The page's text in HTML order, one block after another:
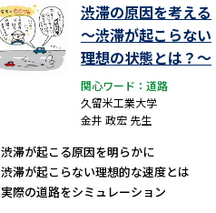
渋滞の原因を考える
～渋滞が起こらない
理想の状態とは？～
関心ワード：道路
久留米工業大学
金井 政宏 先生
渋滞が起こる原因を明らかに
渋滞が起こらない理想的な速度とは
実際の道路をシミュレーション